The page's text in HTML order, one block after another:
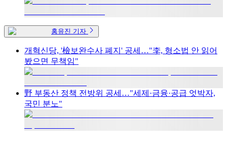
홍유진 기자
개혁신당, '檢보완수사 폐지' 공세…"李, 형소법 안 읽어
봤으면 무책임"
野 부동산 정책 전방위 공세…"세제·금융·공급 엇박자,
국민 분노"